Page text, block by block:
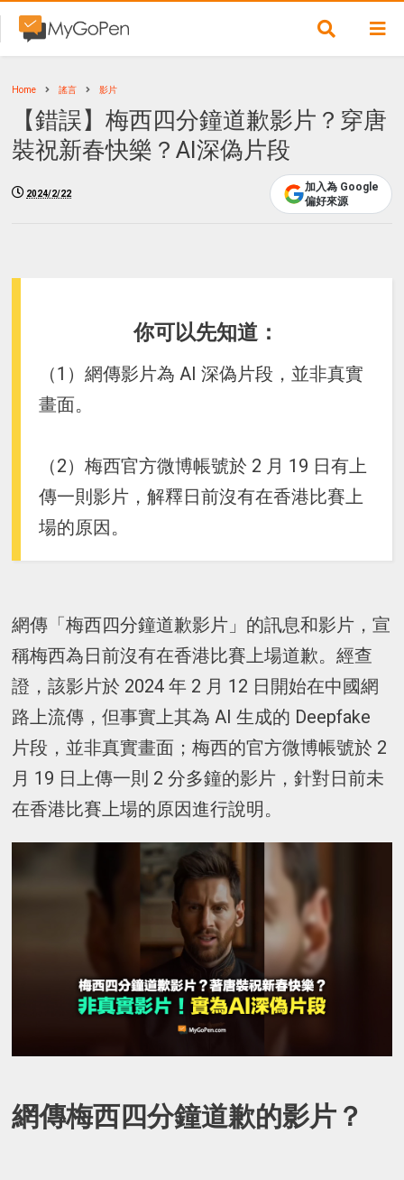
Home 謠言 影片
【錯誤】梅西四分鐘道歉影片？穿唐
裝祝新春快樂？AI深偽片段
2024/2/22
加入為 Google
偏好來源
你可以先知道：
（1）網傳影片為 AI 深偽片段，並非真實
畫面。
（2）梅西官方微博帳號於 2 月 19 日有上
傳一則影片，解釋日前沒有在香港比賽上
場的原因。
網傳「梅西四分鐘道歉影片」的訊息和影片，宣
稱梅西為日前沒有在香港比賽上場道歉。經查
證，該影片於 2024 年 2 月 12 日開始在中國網
路上流傳，但事實上其為 AI 生成的 Deepfake
片段，並非真實畫面；梅西的官方微博帳號於 2
月 19 日上傳一則 2 分多鐘的影片，針對日前未
在香港比賽上場的原因進行說明。
網傳梅西四分鐘道歉的影片？